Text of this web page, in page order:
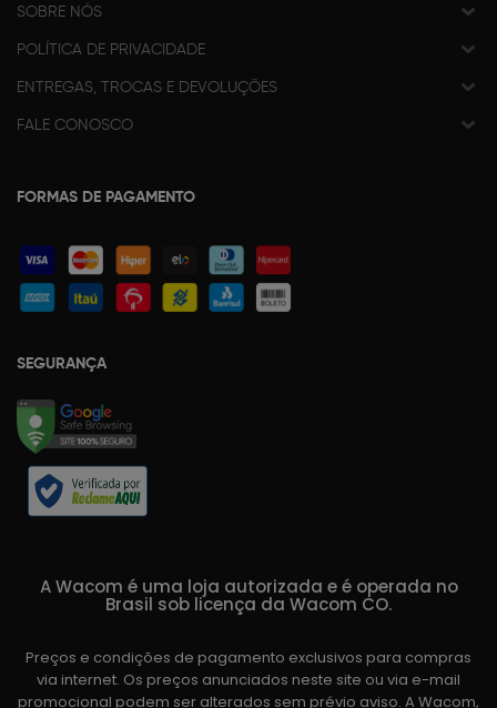
SOBRE NÓS
POLÍTICA DE PRIVACIDADE
ENTREGAS, TROCAS E DEVOLUÇÕES
FALE CONOSCO
FORMAS DE PAGAMENTO
SEGURANÇA
A Wacom é uma loja autorizada e é operada no
Brasil sob licença da Wacom CO.
Preços e condições de pagamento exclusivos para compras
via internet. Os preços anunciados neste site ou via e-mail
promocional podem ser alterados sem prévio aviso. A Wacom,